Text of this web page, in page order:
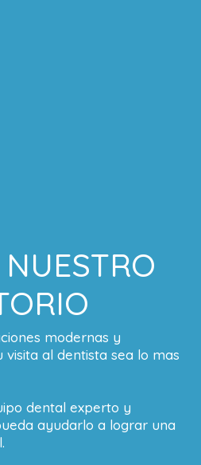
modernas y
al dentista sea lo mas
dental experto y
ayudarlo a lograr una